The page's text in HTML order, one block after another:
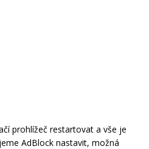
prohlížeč restartovat a vše je
AdBlock nastavit, možná